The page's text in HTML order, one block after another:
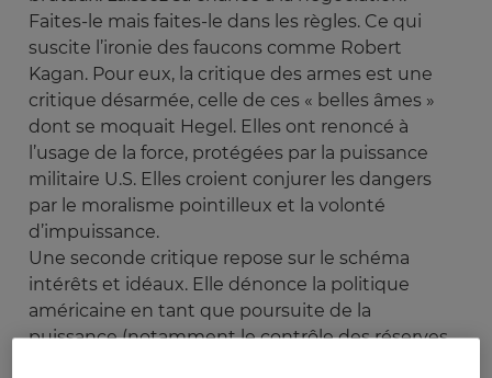
Faites-le mais faites-le dans les règles. Ce qui
suscite l’ironie des faucons comme Robert
Kagan. Pour eux, la critique des armes est une
critique désarmée, celle de ces « belles âmes »
dont se moquait Hegel. Elles ont renoncé à
l’usage de la force, protégées par la puissance
militaire U.S. Elles croient conjurer les dangers
par le moralisme pointilleux et la volonté
d’impuissance.
Une seconde critique repose sur le schéma
intérêts et idéaux. Elle dénonce la politique
américaine en tant que poursuite de la
puissance (notamment le contrôle des réserves